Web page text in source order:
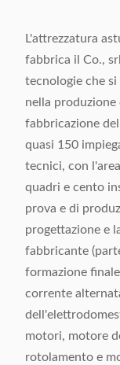
L'attrezzatura
fabbrica il Co.,
tecnologie che si
nella produzione
fabbricazione
quasi 150
tecnici, con
quadri e cento
prova e di
progettazione e
fabbricante
formazione
corrente
motori, motore
rotolamento e